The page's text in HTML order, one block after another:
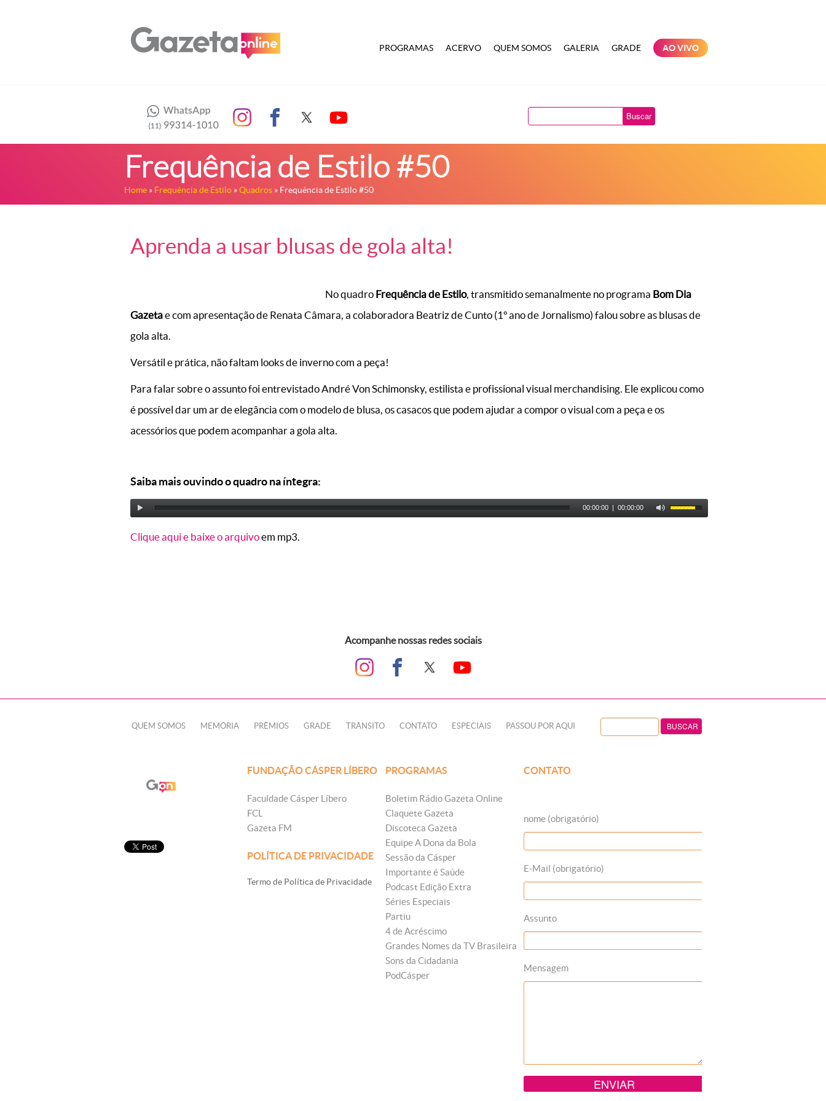
PROGRAMAS ACERVO QUEM SOMOS GALERIA GRADE AO VIVO
Buscar
Frequência de Estilo #50
Home » Frequência de Estilo »Quadros » Frequência de Estilo #50
Aprenda a usar blusas de gola alta!
No quadro Frequência de Estilo, transmitido semanalmente no programa Bom Dia
Gazetae com apresentação de Renata Câmara, a colaboradora Beatriz de Cunto (1º ano de Jornalismo) falou sobre as blusas de
gola alta.
Versátil e prática, não faltam looks de inverno com a peça!
Para falar sobre o assunto foi entrevistado André Von Schimonsky, estilista e profissional visual merchandising. Ele explicou como
é possível dar um ar de elegância com o modelo de blusa, os casacos que podem ajudar a compor o visual com a peça e os
acessórios que podem acompanhar a gola alta.
Saiba mais ouvindo o quadro na íntegra:
00:00:00 | 00:00:00
Clique aqui e baixe o arquivoem mp3.
Acompanhe nossas redes sociais
QUEM SOMOS MEMÓRIA PRÊMIOS GRADE TRÂNSITO CONTATO ESPECIAIS PASSOU POR AQUI
FUNDAÇÃO CÁSPER LÍBERO
Faculdade Cásper Líbero
FCL
Gazeta FM
POLÍTICA DE PRIVACIDADE
Termo de Política de Privacidade
PROGRAMAS
Boletim Rádio Gazeta Online
Claquete Gazeta
Discoteca Gazeta
Equipe A Dona da Bola
Sessão da Cásper
Importante é Saúde
Podcast Edição Extra
Séries Especiais
Partiu
4 de Acréscimo
Grandes Nomes da TV Brasileira
Sons da Cidadania
PodCásper
CONTATO
nome (obrigatório)
E-Mail (obrigatório)
Assunto
Mensagem